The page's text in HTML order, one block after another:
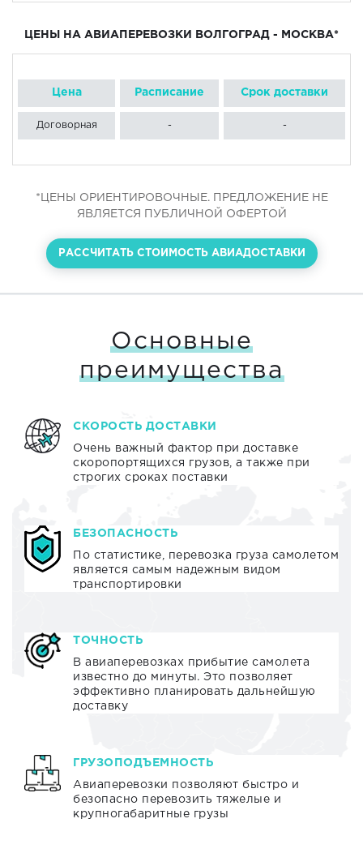
ЦЕНЫ НА АВИАПЕРЕВОЗКИ ВОЛГОГРАД - МОСКВА*
Цена Расписание Срок доставки
Договорная - -
*ЦЕНЫ ОРИЕНТИРОВОЧНЫЕ. ПРЕДЛОЖЕНИЕ НЕ
ЯВЛЯЕТСЯ ПУБЛИЧНОЙ ОФЕРТОЙ
РАССЧИТАТЬ СТОИМОСТЬ АВИАДОСТАВКИ
Основные
преимущества
СКОРОСТЬ ДОСТАВКИ
Очень важный фактор при доставке
скоропортящихся грузов, а также при
строгих сроках поставки
БЕЗОПАСНОСТЬ
По статистике, перевозка груза самолетом
является самым надежным видом
транспортировки
ТОЧНОСТЬ
В авиаперевозках прибытие самолета
известно до минуты. Это позволяет
эффективно планировать дальнейшую
доставку
ГРУЗОПОДЪЕМНОСТЬ
Авиаперевозки позволяют быстро и
безопасно перевозить тяжелые и
крупногабаритные грузы